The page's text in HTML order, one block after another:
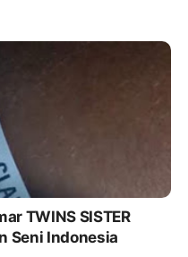
TWINS SISTER
Seni Indonesia